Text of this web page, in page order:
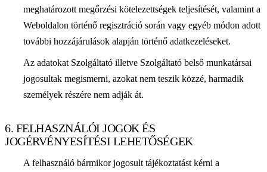
meghatározott megőrzési kötelezettségek teljesítését, valamint a
Weboldalon történő regisztráció során vagy egyéb módon adott
további hozzájárulások alapján történő adatkezeléseket.
Az adatokat Szolgáltató illetve Szolgáltató belső munkatársai
jogosultak megismerni, azokat nem teszik közzé, harmadik
személyek részére nem adják át.
6. FELHASZNÁLÓI JOGOK ÉS
JOGÉRVÉNYESÍTÉSI LEHETŐSÉGEK
A felhasználó bármikor jogosult tájékoztatást kérni a